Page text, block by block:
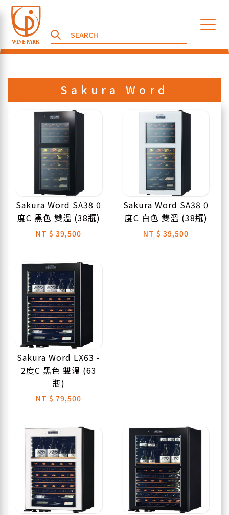
Sakura Word
Sakura Word SA38 0
度C 黑色 雙溫 (38瓶)
NT $ 39,500
Sakura Word SA38 0
度C 白色 雙溫 (38瓶)
NT $ 39,500
Sakura Word LX63 -
2度C 黑色 雙溫 (63
瓶)
NT $ 79,500